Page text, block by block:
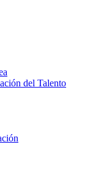
del Talento